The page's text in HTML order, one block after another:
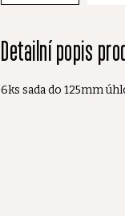
Detailní popis
6ks sada do 125mm